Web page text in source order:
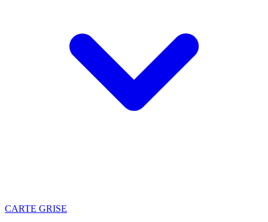
CARTE GRISE